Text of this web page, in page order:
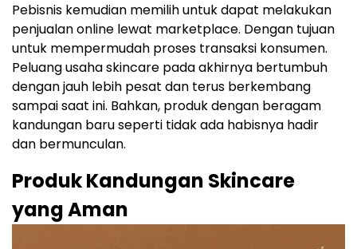
Pebisnis kemudian memilih untuk dapat melakukan
penjualan online lewat marketplace. Dengan tujuan
untuk mempermudah proses transaksi konsumen.
Peluang usaha skincare pada akhirnya bertumbuh
dengan jauh lebih pesat dan terus berkembang
sampai saat ini. Bahkan, produk dengan beragam
kandungan baru seperti tidak ada habisnya hadir
dan bermunculan.
Produk Kandungan Skincare
yang Aman